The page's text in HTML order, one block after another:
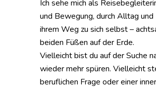
Ich sehe mich als
und Bewegung, durch Alltag
ihrem Weg zu sich selbst –
beiden Füßen auf der Erde.
Vielleicht bist du auf der Suche
wieder mehr spüren. Vielleicht
beruflichen Frage oder einer